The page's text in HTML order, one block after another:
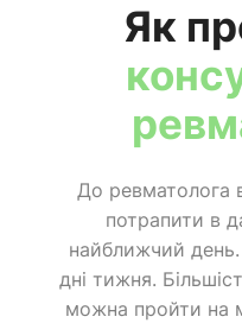
Як
До ревматолога
потрапити в
найближчий
дні тижня.
можна пройти на